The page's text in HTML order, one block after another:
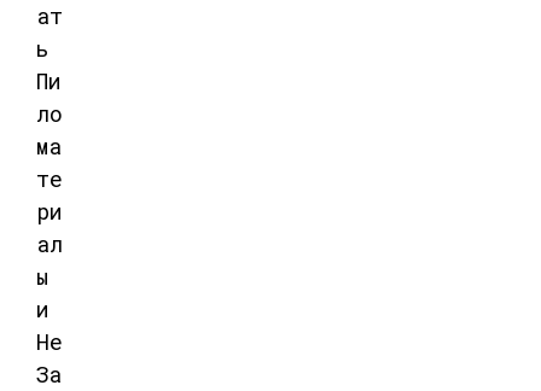
ат
ь
Пи
ло
ма
те
ри
ал
ы
и
Не
За